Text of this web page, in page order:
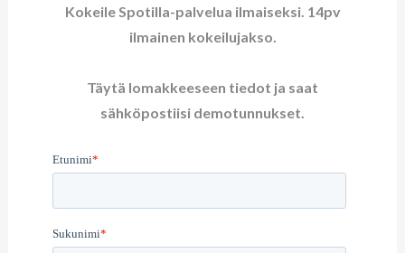
Kokeile Spotilla-palvelua ilmaiseksi. 14pv
ilmainen kokeilujakso.
Täytä lomakkeeseen tiedot ja saat
sähköpostiisi demotunnukset.